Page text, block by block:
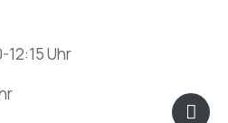
12:15 Uhr